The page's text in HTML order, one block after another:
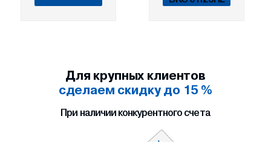
Для крупных клиентов
сделаем скидку до 15 %
При наличии конкурентного счета